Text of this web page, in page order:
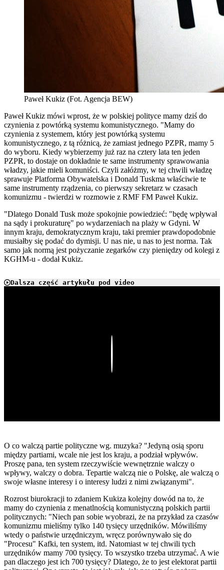
Paweł Kukiz (Fot. Agencja BEW)
Paweł Kukiz mówi wprost, że w polskiej polityce mamy dziś do
czynienia z powtórką systemu komunistycznego. "Mamy do
czynienia z systemem, który jest powtórką systemu
komunistycznego, z tą różnicą, że zamiast jednego PZPR, mamy 5
do wyboru. Kiedy wybierzemy już raz na cztery lata ten jeden
PZPR, to dostaje on dokładnie te same instrumenty sprawowania
władzy, jakie mieli komuniści. Czyli załóżmy, w tej chwili władzę
sprawuje Platforma Obywatelska i Donald Tuskma właściwie te
same instrumenty rządzenia, co pierwszy sekretarz w czasach
komunizmu - twierdzi w rozmowie z RMF FM Paweł Kukiz.
"Dlatego Donald Tusk może spokojnie powiedzieć: "będę wpływał
na sądy i prokuraturę" po wydarzeniach na plaży w Gdyni. W
innym kraju, demokratycznym kraju, taki premier prawdopodobnie
musiałby się podać do dymisji. U nas nie, u nas to jest norma. Tak
samo jak normą jest pożyczanie zegarków czy pieniędzy od kolegi z
KGHM-u - dodał Kukiz.
Dalsza część artykułu pod video
O co walczą partie polityczne wg. muzyka? "Jedyną osią sporu
między partiami, wcale nie jest los kraju, a podział wpływów.
Proszę pana, ten system rzeczywiście wewnętrznie walczy o
wpływy, walczy o dobra. Tepartie walczą nie o Polskę, ale walczą o
swoje własne interesy i o interesy ludzi z nimi związanymi".
Rozrost biurokracji to zdaniem Kukiza kolejny dowód na to, że
mamy do czynienia z menatlnością komunistyczną polskich partii
politycznych: "Niech pan sobie wyobrazi, że na przykład za czasów
komunizmu mieliśmy tylko 140 tysięcy urzędników. Mówiliśmy
wtedy o państwie urzędniczym, wręcz porównywało się do
"Procesu" Kafki, ten system, itd. Natomiast w tej chwili tych
urzędników mamy 700 tysięcy. To wszystko trzeba utrzymać. A wie
pan dlaczego jest ich 700 tysięcy? Dlatego, że to jest elektorat partii